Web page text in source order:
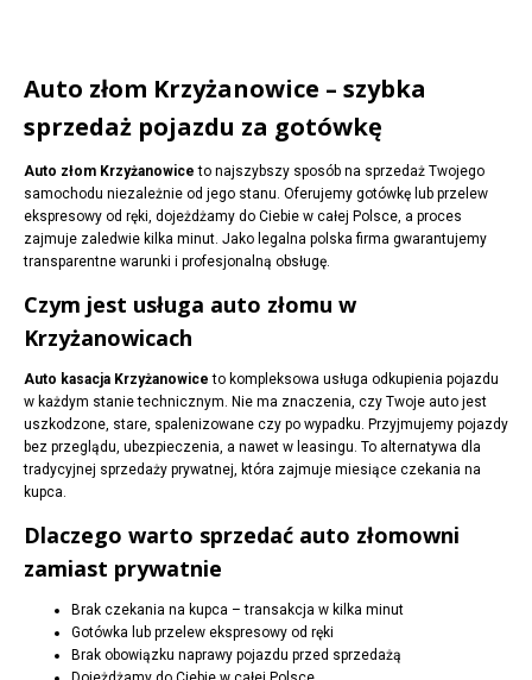
Auto złom Krzyżanowice – szybka
sprzedaż pojazdu za gotówkę
Auto złom Krzyżanowice to najszybszy sposób na sprzedaż Twojego
samochodu niezależnie od jego stanu. Oferujemy gotówkę lub przelew
ekspresowy od ręki, dojeżdżamy do Ciebie w całej Polsce, a proces
zajmuje zaledwie kilka minut. Jako legalna polska firma gwarantujemy
transparentne warunki i profesjonalną obsługę.
Czym jest usługa auto złomu w
Krzyżanowicach
Auto kasacja Krzyżanowice to kompleksowa usługa odkupienia pojazdu
w każdym stanie technicznym. Nie ma znaczenia, czy Twoje auto jest
uszkodzone, stare, spalenizowane czy po wypadku. Przyjmujemy pojazdy
bez przeglądu, ubezpieczenia, a nawet w leasingu. To alternatywa dla
tradycyjnej sprzedaży prywatnej, która zajmuje miesiące czekania na
kupca.
Dlaczego warto sprzedać auto złomowni
zamiast prywatnie
Brak czekania na kupca – transakcja w kilka minut
Gotówka lub przelew ekspresowy od ręki
Brak obowiązku naprawy pojazdu przed sprzedażą